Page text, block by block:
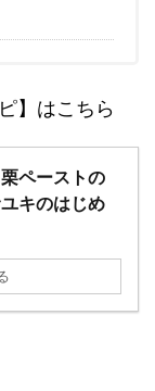
】はこちら
ペーストの
キのはじめ